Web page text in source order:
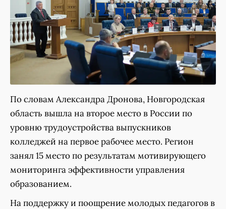
По словам Александра Дронова, Новгородская
область вышла на второе место в России по
уровню трудоустройства выпускников
колледжей на первое рабочее место. Регион
занял 15 место по результатам мотивирующего
мониторинга эффективности управления
образованием.
На поддержку и поощрение молодых педагогов в